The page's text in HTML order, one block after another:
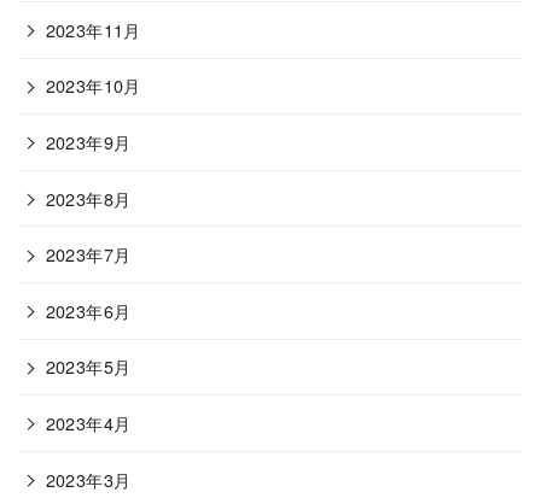
2023年11月
2023年10月
2023年9月
2023年8月
2023年7月
2023年6月
2023年5月
2023年4月
2023年3月